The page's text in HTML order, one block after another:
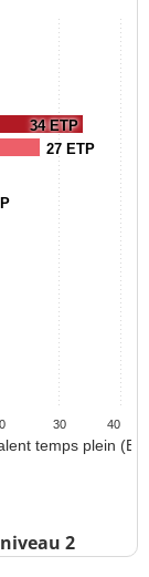
temps plein
34 ETP
27 ETP
2
30 40